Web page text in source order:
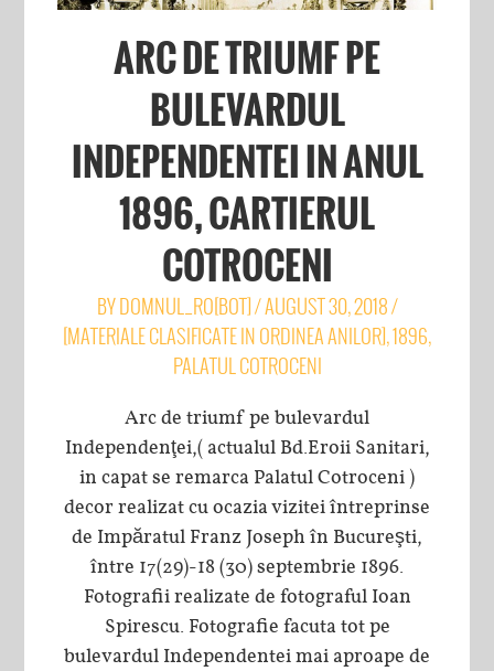
ARC DE TRIUMF PE
BULEVARDUL
INDEPENDENTEI IN ANUL
1896, CARTIERUL
COTROCENI
BYDOMNUL_RO[BOT]/AUGUST 30, 2018/
[MATERIALE CLASIFICATE IN ORDINEA ANILOR],1896,
PALATUL COTROCENI
Arc de triumf pe bulevardul
Independenţei,( actualul Bd.Eroii Sanitari,
in capat se remarca Palatul Cotroceni )
decor realizat cu ocazia vizitei întreprinse
de Impăratul Franz Joseph în Bucureşti,
între 17(29)-18 (30) septembrie 1896.
Fotografii realizate de fotograful Ioan
Spirescu. Fotografie facuta tot pe
bulevardul Independentei mai aproape de